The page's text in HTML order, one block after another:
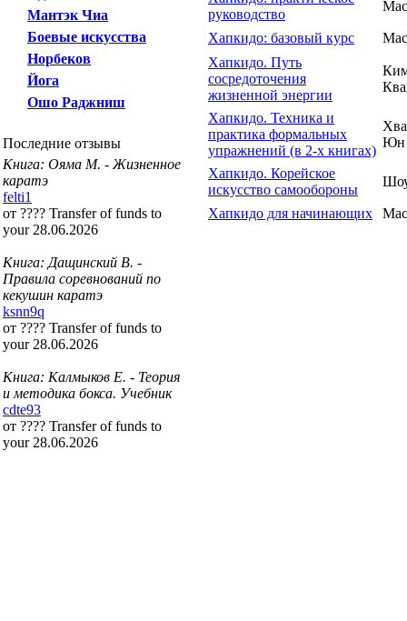
Мантэк Чиа
Боевые искусства
Норбеков
Йога
Ошо Раджниш
Последние отзывы
Книга: Ояма М. - Жизненное
каратэ
felti1
от ???? Transfer of funds to
your 28.06.2026
Книга: Дащинский В. -
Правила соревнований по
кекушин каратэ
ksnn9q
от ???? Transfer of funds to
your 28.06.2026
Книга: Калмыков Е. - Теория
и методика бокса. Учебник
cdte93
от ???? Transfer of funds to
your 28.06.2026
руководство
Хапкидо: базовый курс
Хапкидо. Путь
сосредоточения
жизненной энергии
Хапкидо. Техника и
практика формальных
упражнений (в 2-х книгах)
Юн
Хапкидо. Корейское
искусство самообороны
Хапкидо для начинающих